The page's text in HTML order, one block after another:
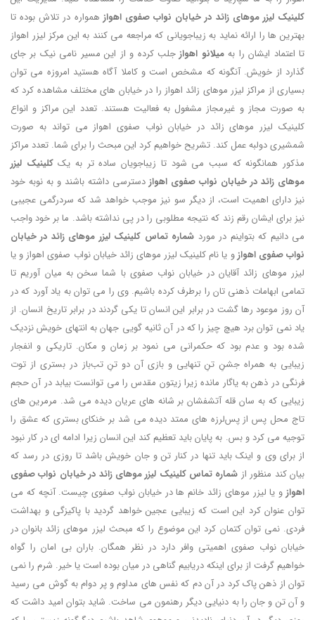
کلینیک لیزر موهای زائد در خیابان نواب صفوی اهواز همواره در تلاش بوده تا
بهترین ها را ارائه نماید به زیباجویانی که مراجعه می کنند به این مرکز لیزر اهواز
تا اعتماد ایشان را بهمیلانو اهوازجلب کرده و از این مسیر نامی نیک بر جای
گذارد از خویش. آنگونه که مشخص است و کاملا آگاه هستید امروزه می توان
بسیاری از مراکز لیزر موهای زائد اهواز را در خیابان های مختلف مشاهده کرد که
به صورت مجاز و غیرمجاز مشغول به فعالیت هستند. تعدد این مراکز و انواع
کلینیک لیزر موهای زائد در خیابان نواب صفوی اهواز می تواند به صورت
شمشیری دولبه عمل کند. تشریح خواهیم کرد این مبحث را برای شما. تعدد مراکز
مذکور همانگونه که سبب می شود تا زیباجویان ساده تر به یککلینیک لیزر
موهای زائد در خیابان نواب صفوی اهواز دسترسی داشته باشند و به نوبه خود
نیز دارای اهمیت است، از دیگر سو نیز موجب خواهد شد که سردرگمی عجیبی
نیز برای ایشان رقم زند که نتیجه مطلوبی را در پی نداشته باشد. ما بر خود واجب
می دانیم که بتواینم در مورد شماره تماس کلینیک لیزر موهای زائد در خیابان
نواب صفوی اهوازو یا نام کلینیک لیزر موهای زائد خیابان نواب صفوی اهواز و یا
لیزر موهای زائد آقایان در خیابان نواب صفوی با شما سخن به میان آوریم تا
تمامی ابهامات ذهنی تان را برطرف کرده باشیم. وی را می توان به یاد آورد که در
آن روز موعود رها گشت در برابر این انسان تا یکی گردند در برابر تاریخ انسان. از
یاد نمی توان برد هیچ چیز را که در آن ثانیه گویی جهان به انتهای خویش نزدیک
شده بود و عدم بود که حکمرانی می نمود بر زمان و مکان. تاریکی و انفجار
زیبایی به همراه جشنِ تنِ تنهایی و بازی آن دو تنِ تب‌باز در بستری از توت
فرنگی در ذهن به یاگار مانده زیرا زیتون مقدس را می توانست بیابد در آن حجم
زیبایی که به سان قله آتشفشان بر شانه های عریان دیده می شد. مرمرین های
تاج محل پس از پس‌‎لرزه های ممتد دیده می شد بر خنکای بستری که عشق را
توجیه می کرد و بس. به پایان باید تعظیم کند این انسان زیرا ادامه ای در کار نبود
از برای وی و اینک باید تنها در کنار تن و جان خویش باشد تا روزی در رسد که
بیان کند منظور از شماره تماس کلینیک لیزر موهای زائد در خیابان نواب صفوی
اهواز و یا لیزر موهای زائد خانم ها در خیابان نواب صفوی چیست. آنچه که می
توان عنوان کرد این است که زیبایی عجین خواهد گردید با پاکیزگی و بهداشت
فردی. نمی توان کتمان کرد این موضوع را که مبحث لیزر موهای زائد بانوان در
خیابان نواب صفوی اهمیتی وافر دارد در نظر همگان. باران بی امان را گواه
خواهیم گرفت از برای اینکه دریابیم گناهی در میان بوده است یا خیر. شرم را نمی
توان از ذهن پاک کرد در آن دم که نفس های مداوم و پر دوام به گوش می رسید
و آن تن و جان را به دنیایی دیگر رهنمون می ساخت. شاید بتوان امید داشت که